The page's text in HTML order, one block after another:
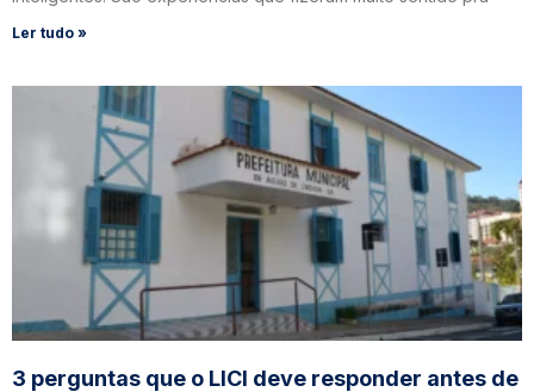
Ler tudo »
3 perguntas que o LICI deve responder antes de